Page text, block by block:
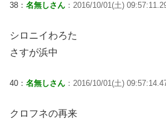
38： 名無しさん ：2016/10/01(土)
シロニイわろた
さすが浜中
40： 名無しさん ：2016/10/01(土)
クロフネの再来